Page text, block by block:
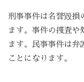
刑事事件は名誉毀損
ます。事件の捜査や
ます。民事事件は弁
ことになります。